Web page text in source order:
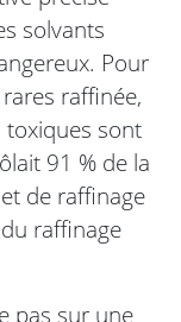
solvants
Pour
raffinée,
sont
91 % de la
de raffinage
raffinage
pas sur une